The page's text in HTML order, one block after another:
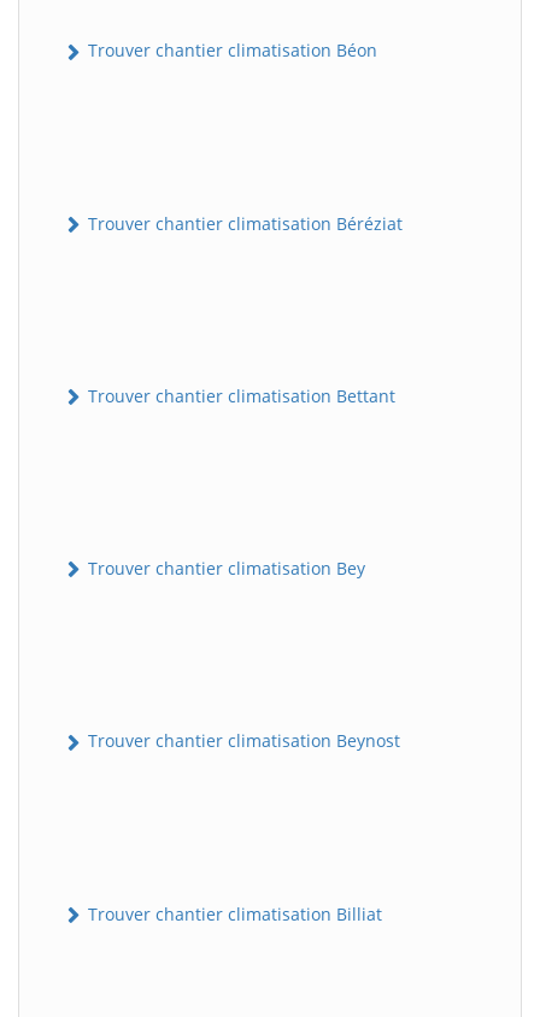
Trouver chantier climatisation Béon
Trouver chantier climatisation Béréziat
Trouver chantier climatisation Bettant
Trouver chantier climatisation Bey
Trouver chantier climatisation Beynost
Trouver chantier climatisation Billiat